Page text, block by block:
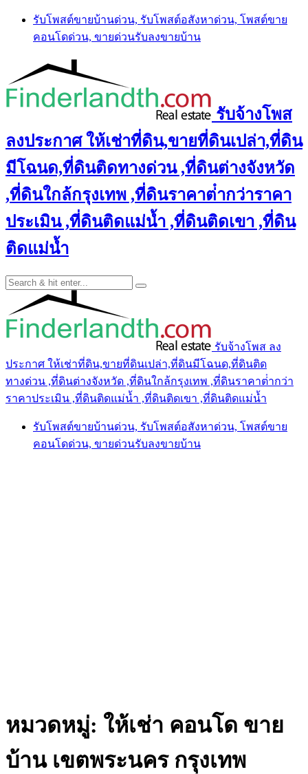
Skip
content
รับโพสต์ขายบ้านด่วน, รับโพสต์อสังหาด่วน, โพสต์ขาย
คอนโดด่วน, ขายด่วนรับลงขายบ้าน
รับจ้างโพส
ลงประกาศ ให้เช่าที่ดิน,ขายที่ดินเปล่า,ที่ดิน
มีโฉนด,ที่ดินติดทางด่วน ,ที่ดินต่างจังหวัด
,ที่ดินใกล้กรุงเทพ ,ที่ดินราคาต่ํากว่าราคา
ประเมิน ,ที่ดินติดแม่น้ำ ,ที่ดินติดเขา ,ที่ดิน
ติดแม่น้ำ
รับจ้างโพส ลง
ประกาศ ให้เช่าที่ดิน,ขายที่ดินเปล่า,ที่ดินมีโฉนด,ที่ดินติด
ทางด่วน ,ที่ดินต่างจังหวัด ,ที่ดินใกล้กรุงเทพ ,ที่ดินราคาต่ํากว่า
ราคาประเมิน ,ที่ดินติดแม่น้ำ ,ที่ดินติดเขา ,ที่ดินติดแม่น้ำ
รับโพสต์ขายบ้านด่วน, รับโพสต์อสังหาด่วน, โพสต์ขาย
คอนโดด่วน, ขายด่วนรับลงขายบ้าน
หมวดหมู่: ให้เช่า คอนโด ขาย
บ้าน เขตพระนคร กรุงเทพ